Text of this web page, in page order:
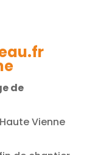
de
Vienne